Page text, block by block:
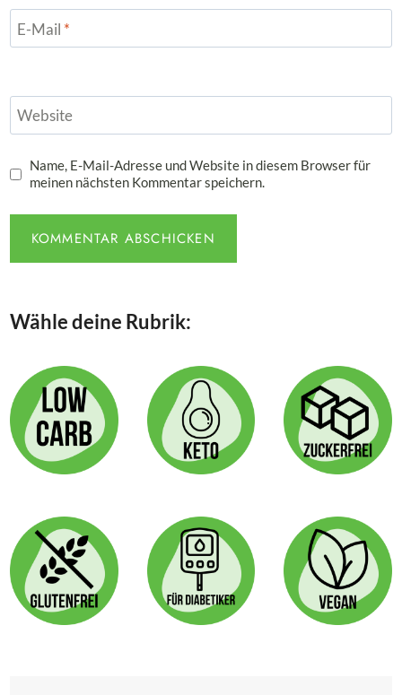
E-Mail *
Website
Name, E-Mail-Adresse und Website in diesem Browser für
meinen nächsten Kommentar speichern.
Wähle deine Rubrik: